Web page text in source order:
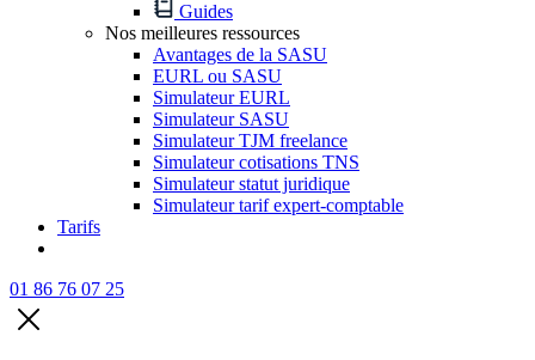
Guides
Nos meilleures ressources
Avantages de la SASU
EURL ou SASU
Simulateur EURL
Simulateur SASU
Simulateur TJM freelance
Simulateur cotisations TNS
Simulateur statut juridique
Simulateur tarif expert-comptable
Tarifs
01 86 76 07 25